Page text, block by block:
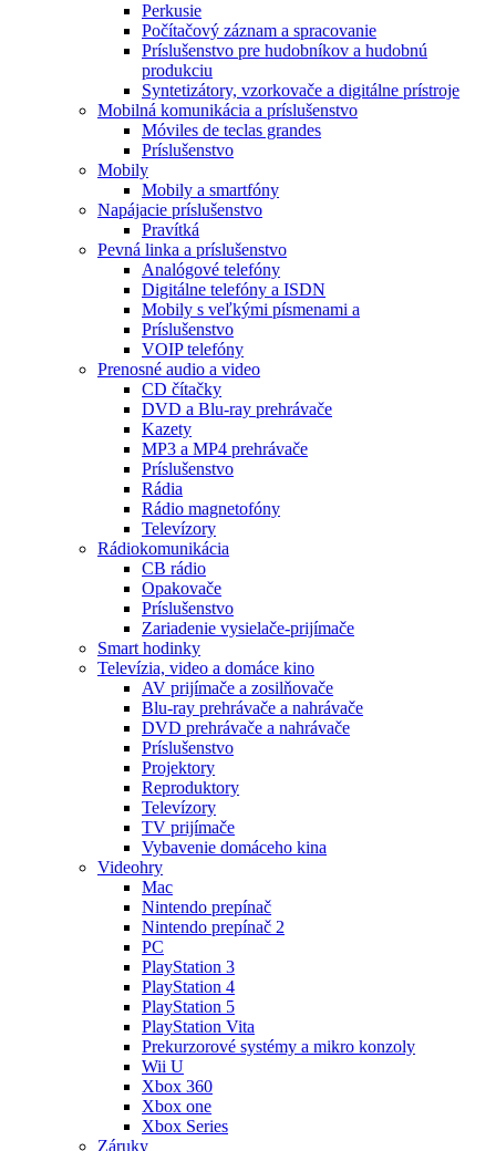
Perkusie
Počítačový záznam a spracovanie
Príslušenstvo pre hudobníkov a hudobnú
produkciu
Syntetizátory, vzorkovače a digitálne prístroje
Mobilná komunikácia a príslušenstvo
Móviles de teclas grandes
Príslušenstvo
Mobily
Mobily a smartfóny
Napájacie príslušenstvo
Pravítká
Pevná linka a príslušenstvo
Analógové telefóny
Digitálne telefóny a ISDN
Mobily s veľkými písmenami a
Príslušenstvo
VOIP telefóny
Prenosné audio a video
CD čítačky
DVD a Blu-ray prehrávače
Kazety
MP3 a MP4 prehrávače
Príslušenstvo
Rádia
Rádio magnetofóny
Televízory
Rádiokomunikácia
CB rádio
Opakovače
Príslušenstvo
Zariadenie vysielače-prijímače
Smart hodinky
Televízia, video a domáce kino
AV prijímače a zosilňovače
Blu-ray prehrávače a nahrávače
DVD prehrávače a nahrávače
Príslušenstvo
Projektory
Reproduktory
Televízory
TV prijímače
Vybavenie domáceho kina
Videohry
Mac
Nintendo prepínač
Nintendo prepínač 2
PC
PlayStation 3
PlayStation 4
PlayStation 5
PlayStation Vita
Prekurzorové systémy a mikro konzoly
Wii U
Xbox 360
Xbox one
Xbox Series
Záruky